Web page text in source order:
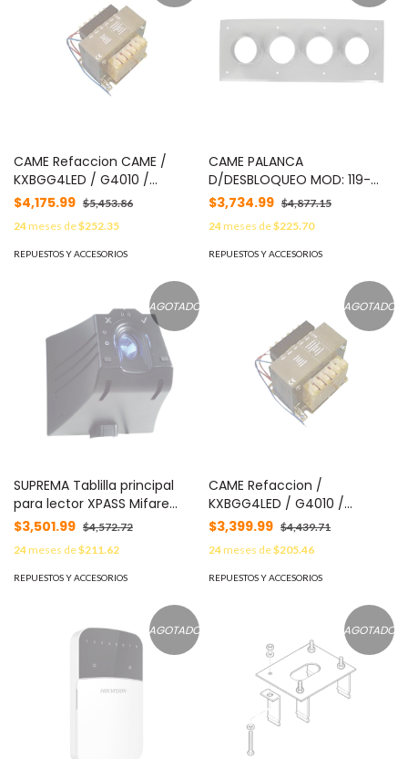
CAME Refaccion CAME /
KXBGG4LED / G4010 /
Transformador para ZL37 /
Entrada de voltaje 230 VCA
MOD: 119-RIR111
$4,175.99 $5,453.86
24meses de$252.35
REPUESTOS Y ACCESORIOS
CAME PALANCA
D/DESBLOQUEO MOD: 119-
RIG118
$3,734.99 $4,877.15
24meses de$225.70
REPUESTOS Y ACCESORIOS
AGOTADO
SUPREMA Tablilla principal
para lector XPASS Mifare
(POE) MOD: SP-XPM-MAIN-
$3,501.99 $4,572.72
24meses de$211.62
REPUESTOS Y ACCESORIOS
AGOTADO
CAME Refaccion /
KXBGG4LED / G4010 /
Transformador de 120
compatible con tablilla ZL37
CAME 119-RIR184
$3,399.99 $4,439.71
24meses de$205.46
REPUESTOS Y ACCESORIOS
AGOTADO AGOTADO